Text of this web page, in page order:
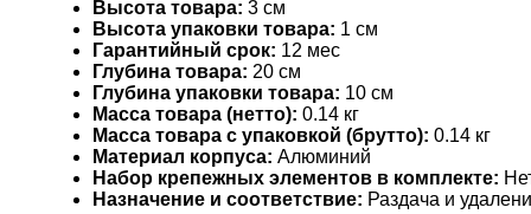
Высота товара: 3 см
Высота упаковки товара: 1 см
Гарантийный срок: 12 мес
Глубина товара: 20 см
Глубина упаковки товара: 10 см
Масса товара (нетто): 0.14 кг
Масса товара с упаковкой (брутто): 0.14 кг
Материал корпуса: Алюминий
Набор крепежных элементов в комплекте:
Назначение и соответствие: Раздача и